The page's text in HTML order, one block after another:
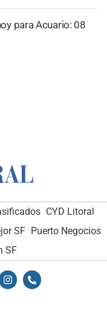
para Acuario: 08
CYD Litoral
SF Puerto Negocios
SF